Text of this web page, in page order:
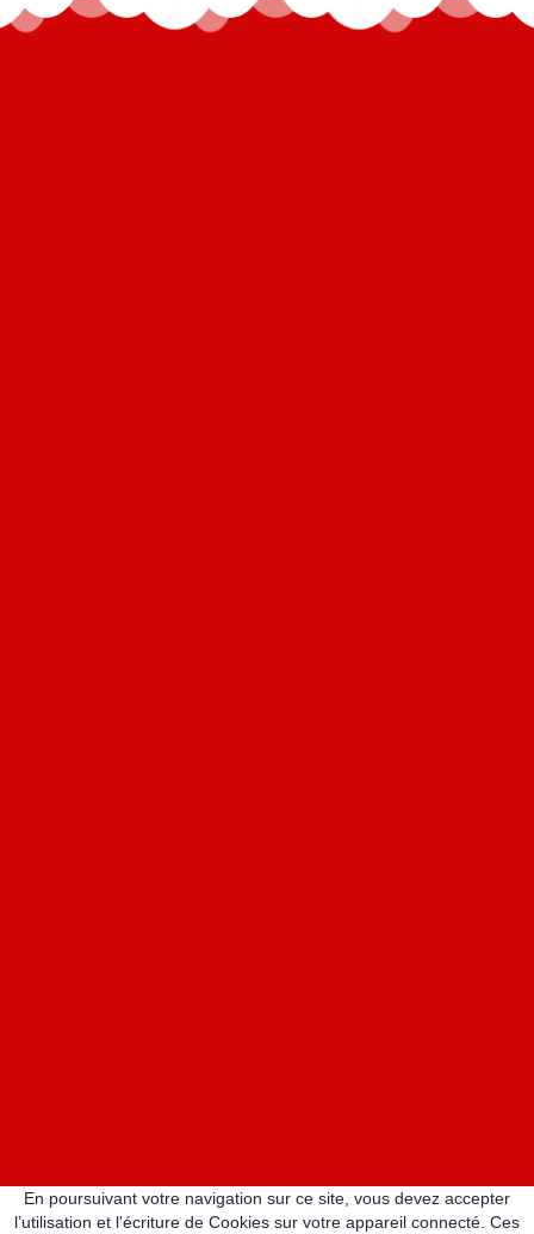
En poursuivant votre navigation sur ce site, vous devez accepter
l’utilisation et l'écriture de Cookies sur votre appareil connecté. Ces